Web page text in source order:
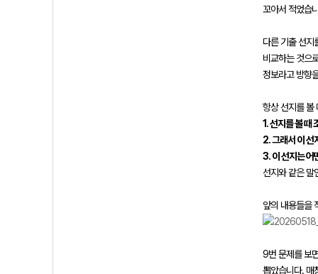
꼬아서 적었습
다른 기출 선지
비교하는 것으
정보라고 방향
항상 선지를 볼
1. 선지를 볼 때
2. 그래서 이 선
3. 이 선지는 어
선지와 같은 말
앞의 내용들을
9번 문제를 보
뽑았습니다. 매